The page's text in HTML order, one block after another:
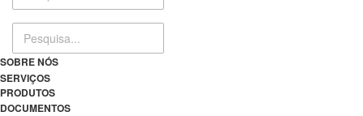
SOBRE NÓS
SERVIÇOS
PRODUTOS
DOCUMENTOS